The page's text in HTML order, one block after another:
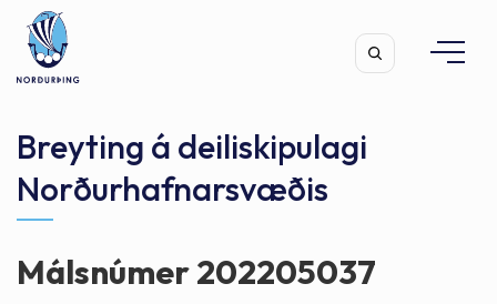
Leita
Breyting á deiliskipulagi
Norðurhafnarsvæðis
Málsnúmer 202205037